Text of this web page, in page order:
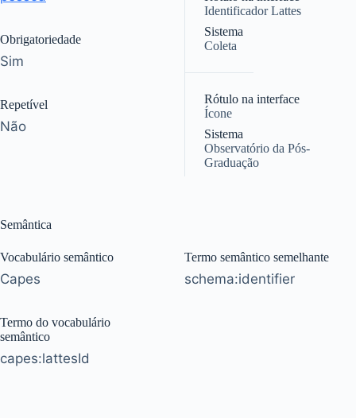
Obrigatoriedade
Sim
Repetível
Não
Identificador Lattes
Sistema
Coleta
Rótulo na interface
Ícone
Sistema
Observatório da Pós-
Graduação
Semântica
Vocabulário semântico
Capes
Termo do vocabulário
semântico
capes:lattesId
Termo semântico semelhante
schema:identifier